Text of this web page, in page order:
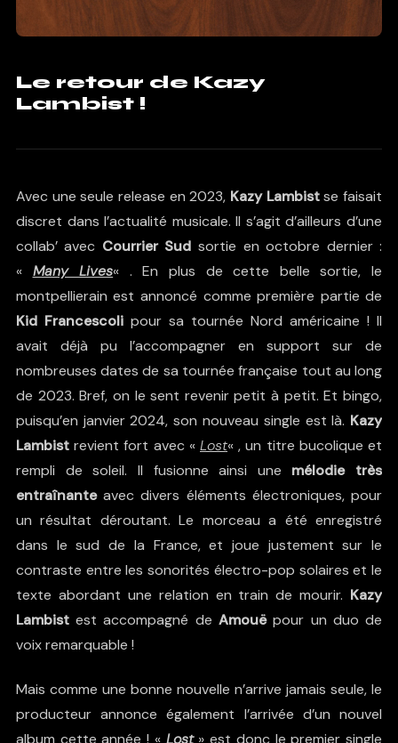
Le retour de Kazy
Lambist !
Avec une seule release en 2023, Kazy Lambistse faisait
discret dans l’actualité musicale. Il s’agit d’ailleurs d’une
collab’ avec Courrier Sud sortie en octobre dernier :
« Many Lives« . En plus de cette belle sortie, le
montpellierain est annoncé comme première partie de
Kid Francescolipour sa tournée Nord américaine ! Il
avait déjà pu l’accompagner en support sur de
nombreuses dates de sa tournée française tout au long
de 2023. Bref, on le sent revenir petit à petit. Et bingo,
puisqu’en janvier 2024, son nouveau single est là. Kazy
Lambistrevient fort avec « Lost« , un titre bucolique et
rempli de soleil. Il fusionne ainsi une mélodie très
entraînanteavec divers éléments électroniques, pour
un résultat déroutant. Le morceau a été enregistré
dans le sud de la France, et joue justement sur le
contraste entre les sonorités électro-pop solaires et le
texte abordant une relation en train de mourir. Kazy
Lambistest accompagné de Amouëpour un duo de
voix remarquable !
Mais comme une bonne nouvelle n’arrive jamais seule, le
producteur annonce également l’arrivée d’un nouvel
album cette année ! « Lost» est donc le premier single